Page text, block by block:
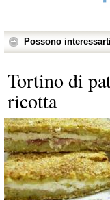
Possono
Tortino di
ricotta